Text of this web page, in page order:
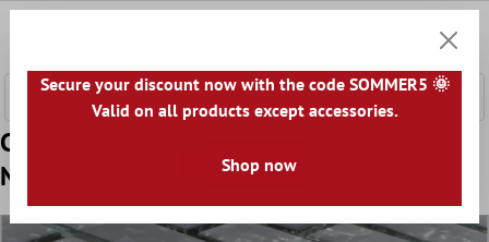
Campione Mosaico Vetro Piastrella Villach
Nero Uni
Secure your discount now with the code SOMMER5 🌞
Valid on all products except accessories.
Shop now